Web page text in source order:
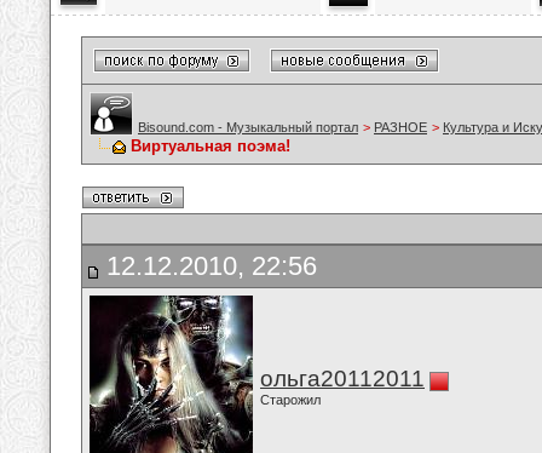
Bisound.com - Музыкальный портал > РАЗНОЕ > Культура и
Виртуальная поэма!
12.12.2010, 22:56
ольга20112011
Старожил